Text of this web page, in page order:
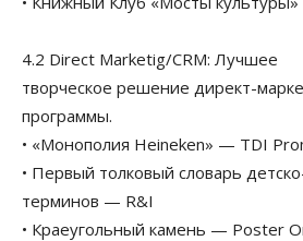
4.2 Direct Marketig/CRM: Лучшее
творческое решение директ-
программы.
• «Монополия Heineken» — TDI
• Первый толковый словарь
терминов — R&I
• Краеугольный камень — Poster